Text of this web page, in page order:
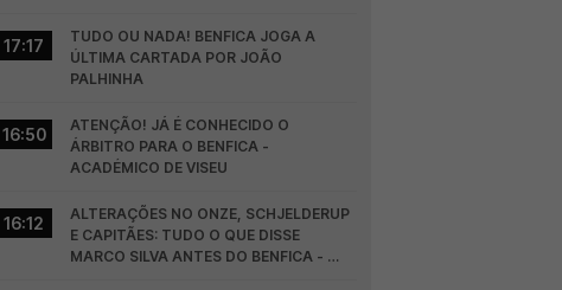
17:17
TUDO OU NADA! BENFICA JOGA A
ÚLTIMA CARTADA POR JOÃO
PALHINHA
16:50
ATENÇÃO! JÁ É CONHECIDO O
ÁRBITRO PARA O BENFICA -
ACADÉMICO DE VISEU
16:12
ALTERAÇÕES NO ONZE, SCHJELDERUP
E CAPITÃES: TUDO O QUE DISSE
MARCO SILVA ANTES DO BENFICA -